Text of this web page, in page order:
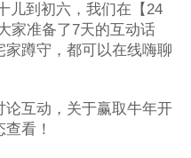
儿到初六，我们在【24
家准备了7天的互动话
蹲守，都可以在线嗨聊
互动，关于赢取牛年开
看！